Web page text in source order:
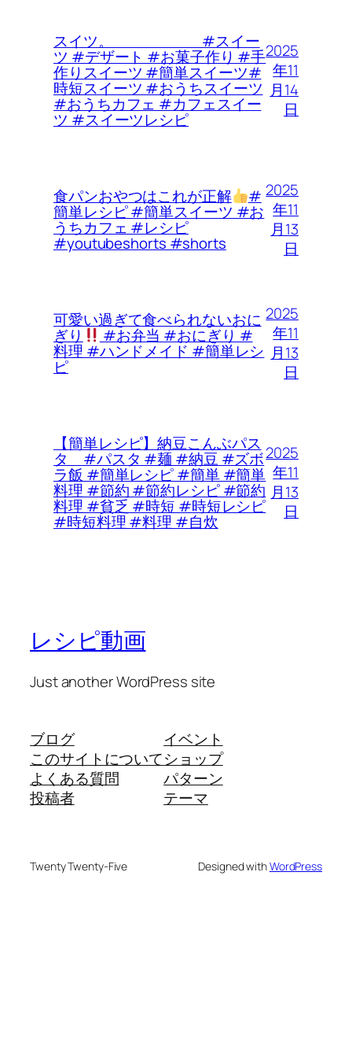
スイツ。 #スイー
ツ #デザート #お菓子作り #手
作りスイーツ #簡単スイーツ#
時短スイーツ #おうちスイーツ
#おうちカフェ #カフェスイー
ツ #スイーツレシピ
2025
年11
月14
日
食パンおやつはこれが正解 #
簡単レシピ #簡単スイーツ #お
うちカフェ #レシピ
#youtubeshorts #shorts
2025
年11
月13
日
可愛い過ぎて食べられないおに
ぎり #お弁当 #おにぎり #
料理 #ハンドメイド #簡単レシ
ピ
2025
年11
月13
日
【簡単レシピ】納豆こんぶパス
タ #パスタ #麺 #納豆 #ズボ
ラ飯 #簡単レシピ #簡単 #簡単
料理 #節約 #節約レシピ #節約
料理 #貧乏 #時短 #時短レシピ
#時短料理 #料理 #自炊
2025
年11
月13
日
レシピ動画
Just another WordPress site
ブログ
このサイトについて
よくある質問
投稿者
イベント
ショップ
パターン
テーマ
Twenty Twenty-Five Designed withWordPress